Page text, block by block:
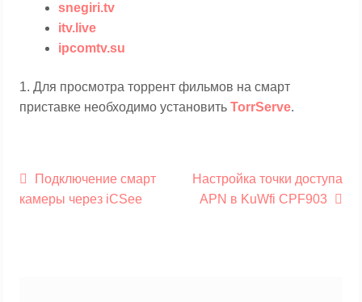
snegiri.tv
itv.live
ipcomtv.su
1. Для просмотра торрент фильмов на смарт
приставке необходимо установить TorrServe.
Навигация
по
Предыдущая
запись:
Подключение смарт
камеры через iCSee
Следующая
запись:
Настройка точки доступа
APN в KuWfi CPF903